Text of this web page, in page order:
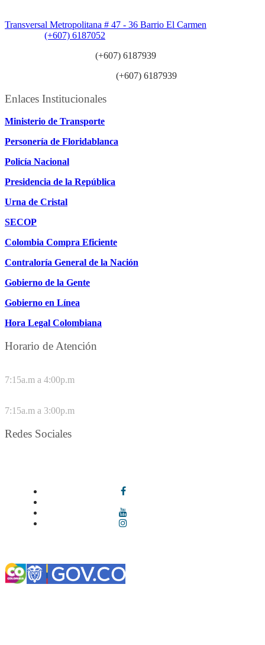
Transversal Metropolitana # 47 - 36 Barrio El Carmen
(+607) 6187052
(+607) 6187939
(+607) 6187939
Enlaces Institucionales
Ministerio de Transporte
Personería de Floridablanca
Policía Nacional
Presidencia de la República
Urna de Cristal
SECOP
Colombia Compra Eficiente
Contraloría General de la Nación
Gobierno de la Gente
Gobierno en Línea
Hora Legal Colombiana
Horario de Atención
7:15a.m a 4:00p.m
7:15a.m a 3:00p.m
Redes Sociales